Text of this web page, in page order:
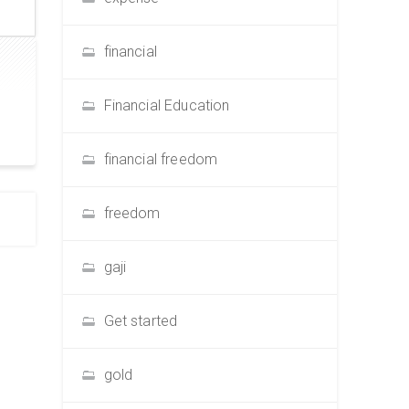
financial
Financial Education
financial freedom
freedom
gaji
Get started
gold